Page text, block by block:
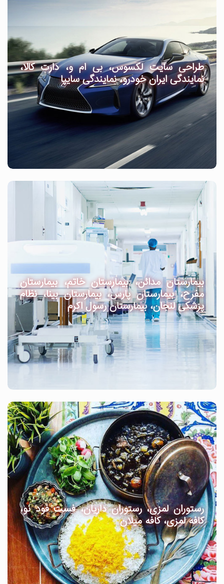
طراحی سایت لکسوس، بی ام و، دارت کالا،
نمایندگی ایران خودرو، نمایندگی سایپا
بیمارستان مدائن، بیمارستان خاتم، بیمارستان
مفرح، بیمارستان پارس، بیمارستان بینا، نظام
پزشکی لنجان، بیمارستان رسول اکرم
رستوران لمزی، رستوران داریان، فست فود نو،
کافه لمزی، کافه میلان